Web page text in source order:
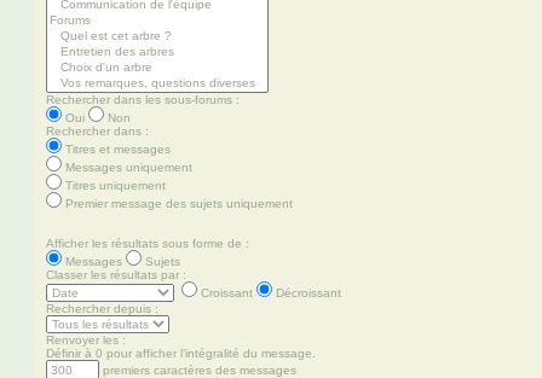
Rechercher dans les sous-forums :
Oui
Non
Rechercher dans :
Titres et messages
Messages uniquement
Titres uniquement
Premier message des sujets uniquement
Afficher les résultats sous forme de :
Messages
Sujets
Classer les résultats par :
Croissant
Décroissant
Rechercher depuis :
Renvoyer les :
Définir à 0 pour afficher l’intégralité du message.
premiers caractères des messages